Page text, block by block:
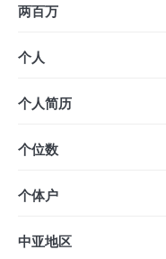
两百万
个人
个人简历
个位数
个体户
中亚地区